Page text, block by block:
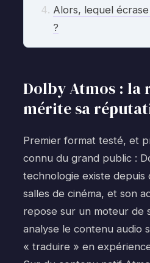
Alors, lequel
?
Dolby Atmos : la
mérite sa
Premier format testé, et
connu du grand public :
technologie existe depuis
salles de cinéma, et son
repose sur un moteur de
analyse le contenu audio
« traduire » en